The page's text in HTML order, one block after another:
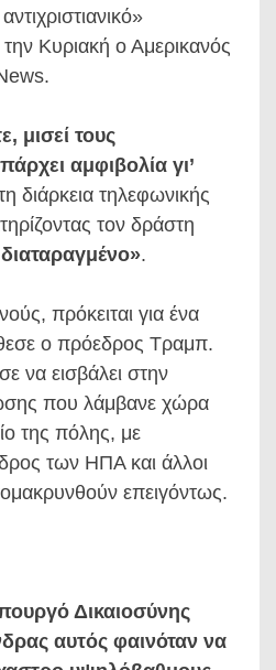
Κυριακή ο Αμερικανός
μισεί τους
αμφιβολία γι’
διάρκεια τηλεφωνικής
τον δράστη
.
πρόκειται για ένα
ο πρόεδρος Τραμπ.
να εισβάλει στην
που λάμβανε χώρα
της πόλης, με
των ΗΠΑ και άλλοι
επειγόντως.
Δικαιοσύνης
αυτός φαινόταν να